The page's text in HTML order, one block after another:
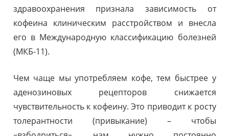
здравоохранения признала зависимость от
кофеина клиническим расстройством и внесла
его в Международную классификацию болезней
(МКБ-11).
Чем чаще мы употребляем кофе, тем быстрее у
аденозиновых рецепторов снижается
чувствительность к кофеину. Это приводит к росту
толерантности (привыкание) – чтобы